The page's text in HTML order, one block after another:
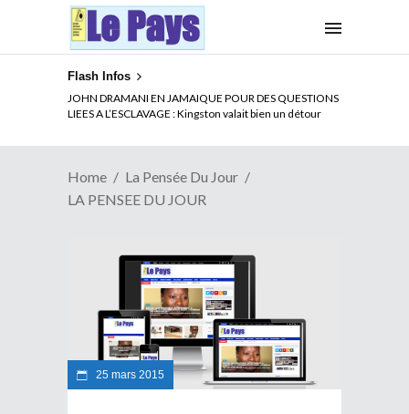
Flash Infos
JOHN DRAMANI EN JAMAIQUE POUR DES QUESTIONS
LIEES A L’ESCLAVAGE : Kingston valait bien un détour
Home
La Pensée Du Jour
LA PENSEE DU JOUR
25 mars 2015